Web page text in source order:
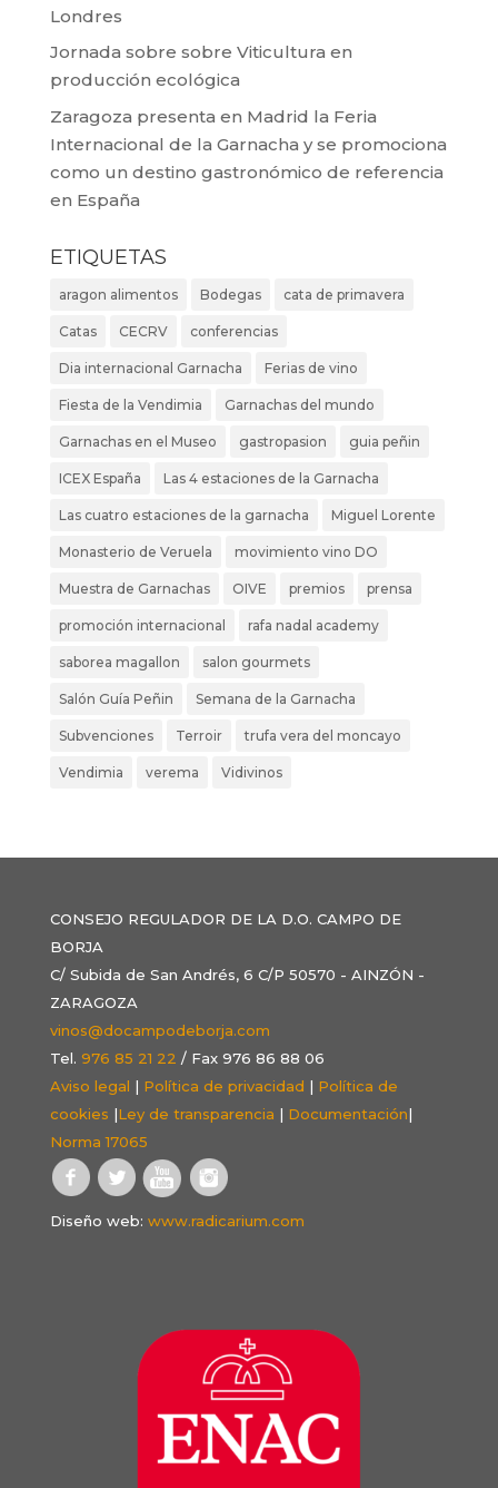
Londres
Jornada sobre sobre Viticultura en
producción ecológica
Zaragoza presenta en Madrid la Feria
Internacional de la Garnacha y se promociona
como un destino gastronómico de referencia
en España
ETIQUETAS
aragon alimentos Bodegas cata de primavera
Catas CECRV conferencias
Dia internacional Garnacha Ferias de vino
Fiesta de la Vendimia Garnachas del mundo
Garnachas en el Museo gastropasion guia peñin
ICEX España Las 4 estaciones de la Garnacha
Las cuatro estaciones de la garnacha Miguel Lorente
Monasterio de Veruela movimiento vino DO
Muestra de Garnachas OIVE premios prensa
promoción internacional rafa nadal academy
saborea magallon salon gourmets
Salón Guía Peñin Semana de la Garnacha
Subvenciones Terroir trufa vera del moncayo
Vendimia verema Vidivinos
CONSEJO REGULADOR DE LA D.O. CAMPO DE
BORJA
C/ Subida de San Andrés, 6 C/P 50570 - AINZÓN -
ZARAGOZA
vinos@docampodeborja.com
Tel. 976 85 21 22 / Fax 976 86 88 06
Aviso legal | Política de privacidad | Política de
cookies |Ley de transparencia | Documentación|
Norma 17065
Diseño web: www.radicarium.com